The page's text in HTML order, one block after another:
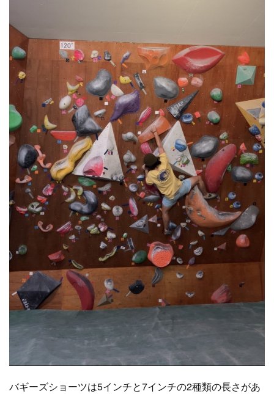
バギーズショーツは5インチと7インチの2種類の長さがあ